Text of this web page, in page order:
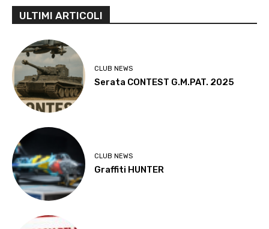
ULTIMI ARTICOLI
CLUB NEWS
Serata CONTEST G.M.PAT. 2025
CLUB NEWS
Graffiti HUNTER